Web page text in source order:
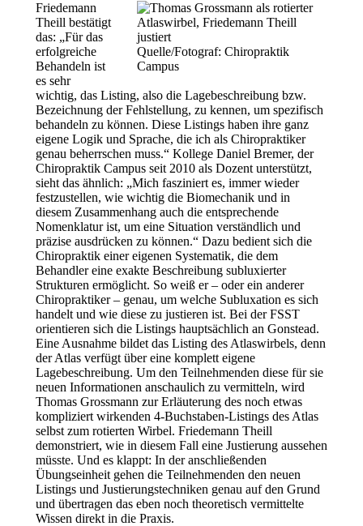
Quelle/Fotograf: Chiropraktik
Campus
Friedemann
Theill bestätigt
das: „Für das
erfolgreiche
Behandeln ist
es sehr
wichtig, das Listing, also die Lagebeschreibung bzw.
Bezeichnung der Fehlstellung, zu kennen, um spezifisch
behandeln zu können. Diese Listings haben ihre ganz
eigene Logik und Sprache, die ich als Chiropraktiker
genau beherrschen muss.“ Kollege Daniel Bremer, der
Chiropraktik Campus seit 2010 als Dozent unterstützt,
sieht das ähnlich: „Mich fasziniert es, immer wieder
festzustellen, wie wichtig die Biomechanik und in
diesem Zusammenhang auch die entsprechende
Nomenklatur ist, um eine Situation verständlich und
präzise ausdrücken zu können.“ Dazu bedient sich die
Chiropraktik einer eigenen Systematik, die dem
Behandler eine exakte Beschreibung subluxierter
Strukturen ermöglicht. So weiß er – oder ein anderer
Chiropraktiker – genau, um welche Subluxation es sich
handelt und wie diese zu justieren ist. Bei der FSST
orientieren sich die Listings hauptsächlich an Gonstead.
Eine Ausnahme bildet das Listing des Atlaswirbels, denn
der Atlas verfügt über eine komplett eigene
Lagebeschreibung. Um den Teilnehmenden diese für sie
neuen Informationen anschaulich zu vermitteln, wird
Thomas Grossmann zur Erläuterung des noch etwas
kompliziert wirkenden 4-Buchstaben-Listings des Atlas
selbst zum rotierten Wirbel. Friedemann Theill
demonstriert, wie in diesem Fall eine Justierung aussehen
müsste. Und es klappt: In der anschließenden
Übungseinheit gehen die Teilnehmenden den neuen
Listings und Justierungstechniken genau auf den Grund
und übertragen das eben noch theoretisch vermittelte
Wissen direkt in die Praxis.